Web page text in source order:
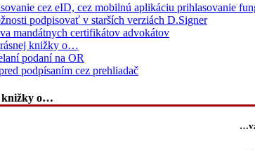
cez eID, cez mobilnú aplikáciu prihlasovanie
podpisovať v starších verziách D.Signer
mandátnych certifikátov advokátov
knižky o…
podaní na OR
podpísaním cez prehliadač
knižky o…